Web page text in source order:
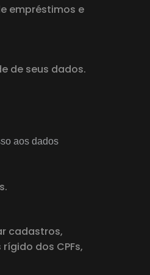
empréstimos e
de seus dados.
aos dados
cadastros,
dos CPFs,